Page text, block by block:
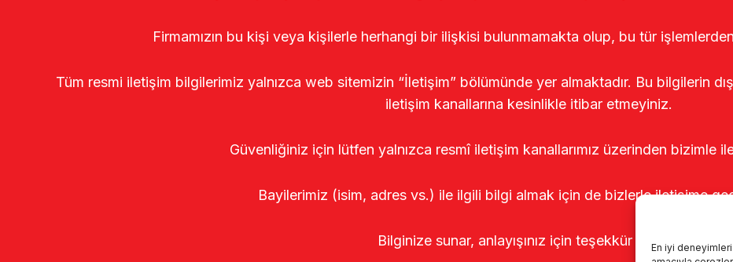
En iyi
Firmamızın bu kişi veya kişilerle herhangi bir ilişkisi bulunmamakta olup, bu tür
Tüm resmi iletişim bilgilerimiz yalnızca web sitemizin “İletişim” bölümünde yer almaktadır. Bu bilgilerin
iletişim kanallarına kesinlikle itibar etmeyiniz.
Güvenliğiniz için lütfen yalnızca resmî iletişim kanallarımız üzerinden bizimle
Bayilerimiz (isim, adres vs.) ile ilgili bilgi almak için de bizlerle iletişime
Bilginize sunar, anlayışınız için teşekkür ederiz.